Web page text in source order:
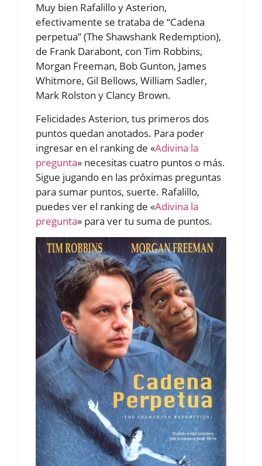
Muy bien Rafalillo y Asterion,
efectivamente se trataba de “Cadena
perpetua” (The Shawshank Redemption),
de Frank Darabont, con Tim Robbins,
Morgan Freeman, Bob Gunton, James
Whitmore, Gil Bellows, William Sadler,
Mark Rolston y Clancy Brown.
Felicidades Asterion, tus primeros dos
puntos quedan anotados. Para poder
ingresar en el ranking de «Adivina la
pregunta» necesitas cuatro puntos o más.
Sigue jugando en las próximas preguntas
para sumar puntos, suerte. Rafalillo,
puedes ver el ranking de «Adivina la
pregunta» para ver tu suma de puntos.